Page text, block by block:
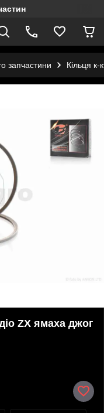
запчастини Кільця
ZX ямаха джог